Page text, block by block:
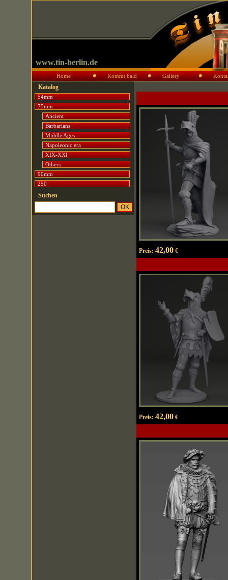
www.tin-berlin.de
Home Kommt bald Gallery
Katalog
54mm
75mm
Ancient
Barbarians
Middle Ages
Napoleonic era
XIX-XXI
Others
90mm
250
Suchen
Preis: 42,00€
Preis: 42,00€